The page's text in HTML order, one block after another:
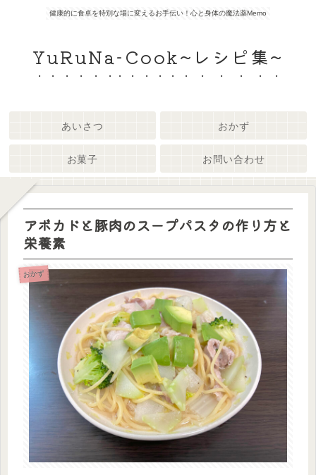
健康的に食卓を特別な場に変えるお手伝い！心と身体の魔法薬Memo
YuRuNa-Cook~レシピ集~
あいさつ おかず
お菓子 お問い合わせ
アボカドと豚肉のスープパスタの作り方と
栄養素
おかず